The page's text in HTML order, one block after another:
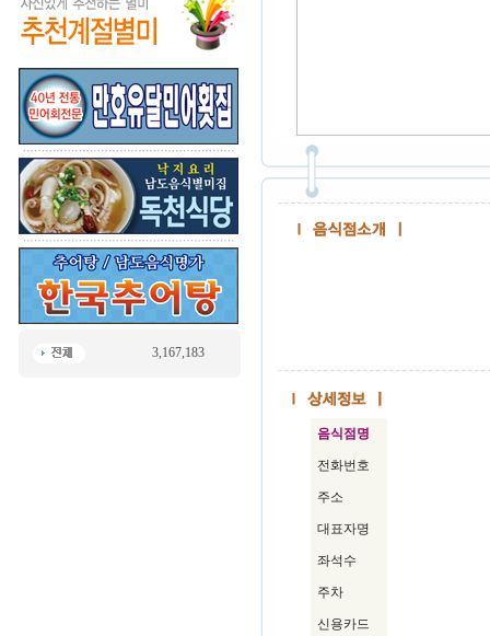
3,167,183
음식점명
전화번호
주소
대표자명
좌석수
주차
신용카드